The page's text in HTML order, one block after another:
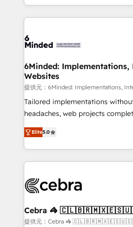
solutions to complex GTM and
Our Expertise 🔹 Onboarding & Implementation:
tailored to your GTM motion. 🔹 Migrations: Move
downtime. 🔹 RevOps Strategy: Align teams,
processes, and data to drive
Integrations: Connect HubSpot
for better adoption. 🔹 Custom Solutions: Build
tailored apps, workflows, and
our commitment to data security
OneMetric, we help revenue
6Minded: Implementations,
Websites
提供元：6Minded: Implementations,
Tailored implementations
headaches, web projects completed
house team of certified CRM
developers, designers, and
aspects of your HubSpot. ✨ 400+ global clients ✨
100+ seamless migrations from
implementations, and 5,000+
CS: 245% organic growth &
full-funnel HubSpot project ✨ CS:
Elite5.0
Cebra 🦓
提供元：Cebra 🦓